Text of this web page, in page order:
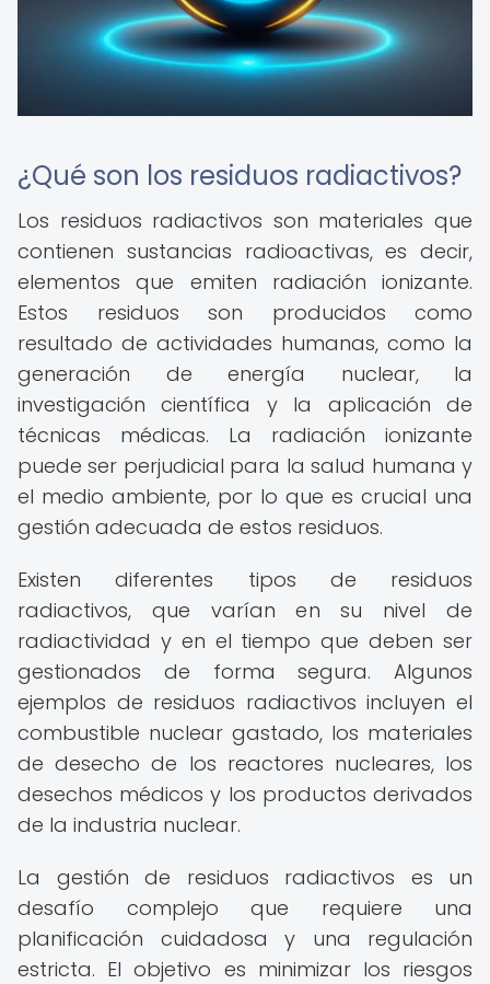
¿Qué son los residuos radiactivos?
Los residuos radiactivos son materiales que
contienen sustancias radioactivas, es decir,
elementos que emiten radiación ionizante.
Estos residuos son producidos como
resultado de actividades humanas, como la
generación de energía nuclear, la
investigación científica y la aplicación de
técnicas médicas. La radiación ionizante
puede ser perjudicial para la salud humana y
el medio ambiente, por lo que es crucial una
gestión adecuada de estos residuos.
Existen diferentes tipos de residuos
radiactivos, que varían en su nivel de
radiactividad y en el tiempo que deben ser
gestionados de forma segura. Algunos
ejemplos de residuos radiactivos incluyen el
combustible nuclear gastado, los materiales
de desecho de los reactores nucleares, los
desechos médicos y los productos derivados
de la industria nuclear.
La gestión de residuos radiactivos es un
desafío complejo que requiere una
planificación cuidadosa y una regulación
estricta. El objetivo es minimizar los riesgos